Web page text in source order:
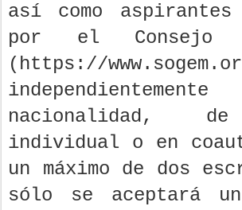
así como aspirantes
por el Consejo
(https://
nacionalidad, de
individual o en
un máximo de dos
sólo se aceptará